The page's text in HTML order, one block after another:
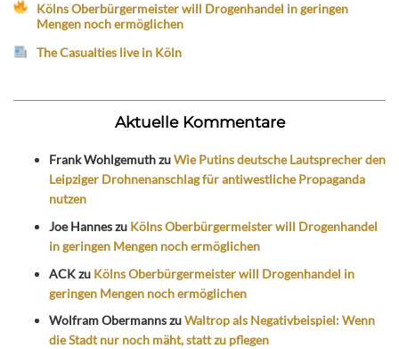
Kölns Oberbürgermeister will Drogenhandel in geringen
Mengen noch ermöglichen
The Casualties live in Köln
Aktuelle Kommentare
Frank WohlgemuthzuWie Putins deutsche Lautsprecher den
Leipziger Drohnenanschlag für antiwestliche Propaganda
nutzen
Joe Hanneszu Kölns Oberbürgermeister will Drogenhandel
in geringen Mengen noch ermöglichen
ACKzu Kölns Oberbürgermeister will Drogenhandel in
geringen Mengen noch ermöglichen
Wolfram ObermannszuWaltrop als Negativbeispiel: Wenn
die Stadt nur noch mäht, statt zu pflegen